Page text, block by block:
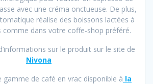
avec une créma onctueuse. De plus,
réalise des boissons lactées à
comme dans votre coffe-shop préféré.
sur le produit sur le site de
Nivona
gamme de café en vrac disponible à la